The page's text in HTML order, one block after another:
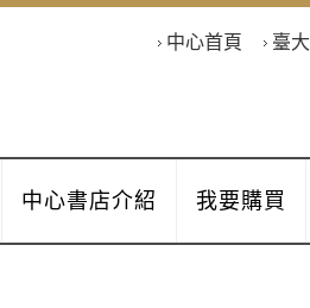
中心首頁 臺
中心書店介紹 我要購買